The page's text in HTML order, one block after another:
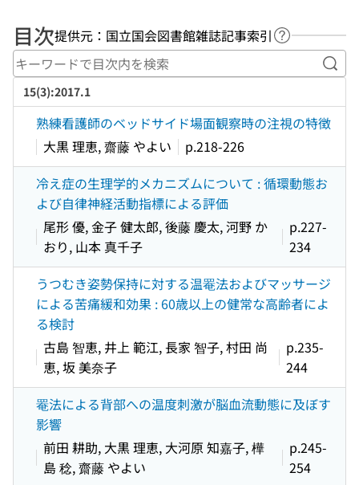
目次提供元：国立国会図書館雑誌記事索引 ヘルプペー
キ
15(3):2017.1
熟練看護師のベッドサイド場面観察時の注視の特徴
大黒 理恵, 齋藤 やよい
p.218-226
冷え症の生理学的メカニズムについて : 循環動態お
よび自律神経活動指標による評価
尾形 優, 金子 健太郎, 後藤 慶太, 河野 か
おり, 山本 真千子
p.227-
234
うつむき姿勢保持に対する温罨法およびマッサージ
による苦痛緩和効果 : 60歳以上の健常な高齢者によ
る検討
古島 智恵, 井上 範江, 長家 智子, 村田 尚
恵, 坂 美奈子
p.235-
244
罨法による背部への温度刺激が脳血流動態に及ぼす
影響
前田 耕助, 大黒 理恵, 大河原 知嘉子, 樺
島 稔, 齋藤 やよい
p.245-
254